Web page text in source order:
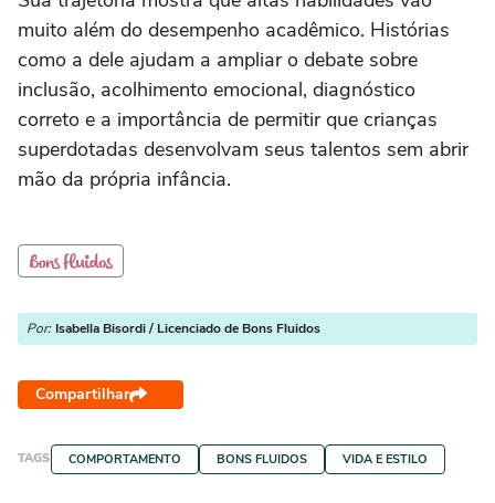
muito além do desempenho acadêmico. Histórias
como a dele ajudam a ampliar o debate sobre
inclusão, acolhimento emocional, diagnóstico
correto e a importância de permitir que crianças
superdotadas desenvolvam seus talentos sem abrir
mão da própria infância.
Por: Isabella Bisordi / Licenciado de Bons Fluidos
Compartilhar
TAGS COMPORTAMENTO BONS FLUIDOS VIDA E ESTILO